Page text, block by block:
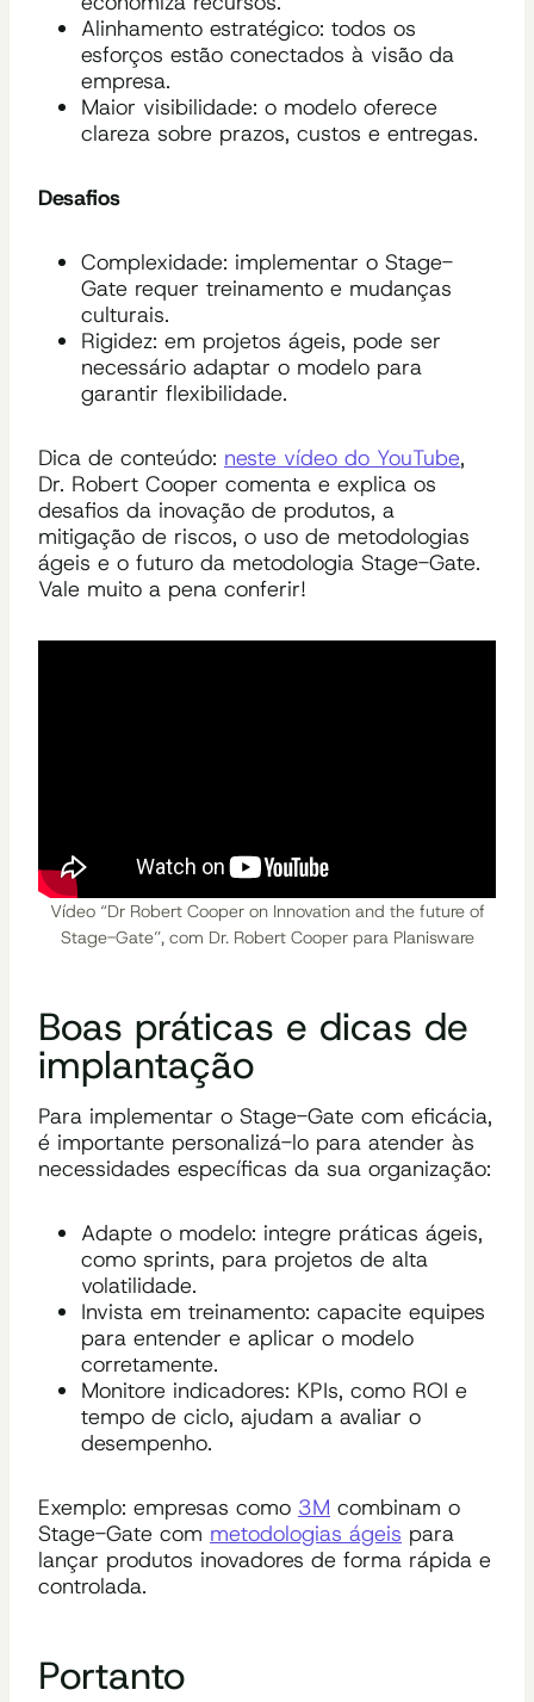
Alinhamento estratégico: todos os
esforços estão conectados à visão da
empresa.
Maior visibilidade: o modelo oferece
clareza sobre prazos, custos e entregas.
Desafios
Complexidade: implementar o Stage-
Gate requer treinamento e mudanças
culturais.
Rigidez: em projetos ágeis, pode ser
necessário adaptar o modelo para
garantir flexibilidade.
Dica de conteúdo: neste vídeo do YouTube,
Dr. Robert Cooper comenta e explica os
desafios da inovação de produtos, a
mitigação de riscos, o uso de metodologias
ágeis e o futuro da metodologia Stage-Gate.
Vale muito a pena conferir!
Vídeo “Dr Robert Cooper on Innovation and the future of
Stage-Gate”, com Dr. Robert Cooper para Planisware
Boas práticas e dicas de
implantação
Para implementar o Stage-Gate com eficácia,
é importante personalizá-lo para atender às
necessidades específicas da sua organização:
Adapte o modelo: integre práticas ágeis,
como sprints, para projetos de alta
volatilidade.
Invista em treinamento: capacite equipes
para entender e aplicar o modelo
corretamente.
Monitore indicadores: KPIs, como ROI e
tempo de ciclo, ajudam a avaliar o
desempenho.
Exemplo: empresas como 3M combinam o
Stage-Gate com metodologias ágeis para
lançar produtos inovadores de forma rápida e
controlada.
Portanto